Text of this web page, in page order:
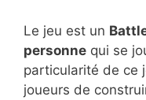
Le jeu est un
personne qui se
particularité de ce
joueurs de